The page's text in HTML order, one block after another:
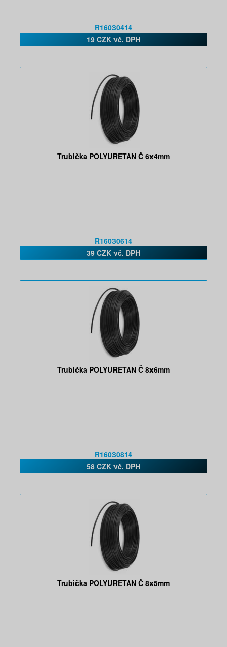
R16030414
19 CZK vč. DPH
Trubička POLYURETAN Č 6x4mm
R16030614
39 CZK vč. DPH
Trubička POLYURETAN Č 8x6mm
R16030814
58 CZK vč. DPH
Trubička POLYURETAN Č 8x5mm